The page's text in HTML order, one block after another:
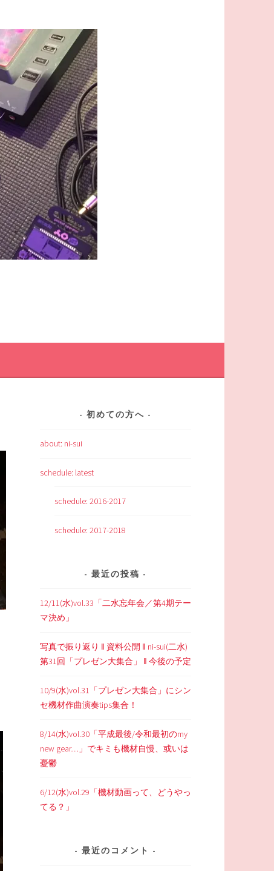
初めての方へ
about: ni-sui
schedule: latest
schedule: 2016-2017
schedule: 2017-2018
最近の投稿
12/11(水)vol.33「二水忘年会／第4期テー
マ決め」
写真で振り返り ‖ 資料公開 ‖ ni-sui(二水)
第31回「プレゼン大集合」 ‖ 今後の予定
10/9(水)vol.31「プレゼン大集合」にシン
セ機材作曲演奏tips集合！
8/14(水)vol.30「平成最後/令和最初のmy
new gear…」でキミも機材自慢、或いは
憂鬱
6/12(水)vol.29「機材動画って、どうやっ
てる？」
最近のコメント